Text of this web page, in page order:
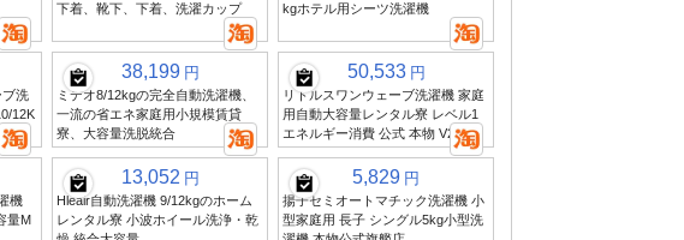
下着、靴下、下着、洗濯カップ
kgホテル用シーツ洗濯機
ブ洗
12K
38,199 円
ミデオ8/12kgの完全自動洗濯機、
一流の省エネ家庭用小規模賃貸
寮、大容量洗脱統合
50,533 円
リトルスワンウェーブ洗濯機 家庭
用自動大容量レンタル寮 レベル1
エネルギー消費 公式 本物 V27T
機
量M
13,052 円
Hleair自動洗濯機 9/12kgのホーム
レンタル寮 小波ホイール洗浄・乾
5,829 円
揚子セミオートマチック洗濯機 小
型家庭用 長子 シングル5kg小型洗